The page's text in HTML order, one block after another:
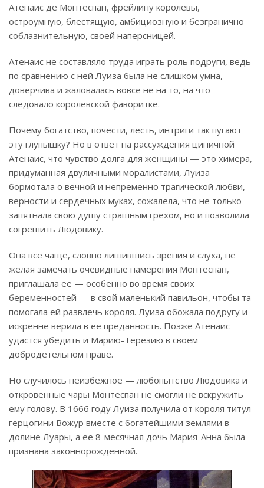
Атенаис де Монтеспан, фрейлину королевы,
остроумную, блестящую, амбициозную и безгранично
соблазнительную, своей наперсницей.
Атенаис не составляло труда играть роль подруги, ведь
по сравнению с ней Луиза была не слишком умна,
доверчива и жаловалась вовсе не на то, на что
следовало королевской фаворитке.
Почему богатство, почести, лесть, интриги так пугают
эту глупышку? Но в ответ на рассуждения циничной
Атенаис, что чувство долга для женщины — это химера,
придуманная двуличными моралистами, Луиза
бормотала о вечной и непременно трагической любви,
верности и сердечных муках, сожалела, что не только
запятнала свою душу страшным грехом, но и позволила
согрешить Людовику.
Она все чаще, словно лишившись зрения и слуха, не
желая замечать очевидные намерения Монтеспан,
приглашала ее — особенно во время своих
беременностей — в свой маленький павильон, чтобы та
помогала ей развлечь короля. Луиза обожала подругу и
искренне верила в ее преданность. Позже Атенаис
удастся убедить и Марию-Терезию в своем
добродетельном нраве.
Но случилось неизбежное — любопытство Людовика и
откровенные чары Монтеспан не смогли не вскружить
ему голову. В 1666 году Луиза получила от короля титул
герцогини Вожур вместе с богатейшими землями в
долине Луары, а ее 8-месячная дочь Мария-Анна была
признана законнорожденной.